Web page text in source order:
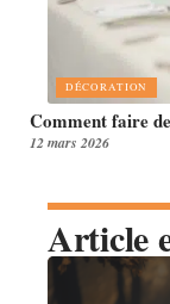
DÉCORATION
Comment faire
12 mars 2026
Article